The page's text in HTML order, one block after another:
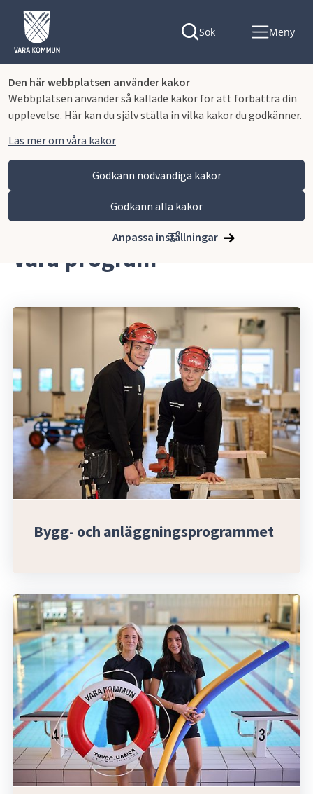
Den här webbplatsen använder kakor
Webbplatsen använder så kallade kakor för att förbättra din
upplevelse. Här kan du själv ställa in vilka kakor du godkänner.
Läs mer om våra kakor
Godkänn nödvändiga kakor
Godkänn alla kakor
Anpassa inställningar
Sök Meny
Lagmansgymnasiet Våra program
Våra program
Bygg- och anläggningsprogrammet